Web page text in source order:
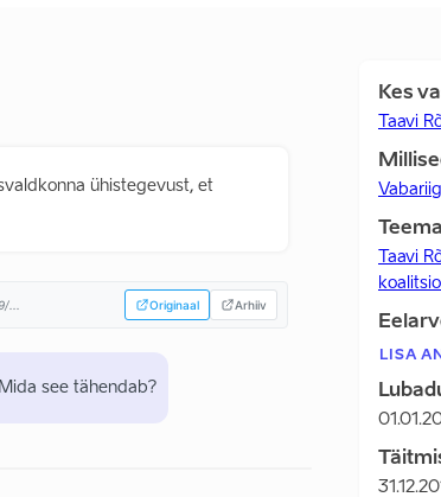
ühistegevust, et
... Originaal Arhiiv
Mida see tähendab?
Kes
Taavi
Taavi
LISA